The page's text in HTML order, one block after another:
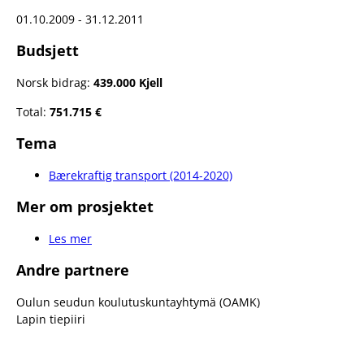
01.10.2009 - 31.12.2011
Budsjett
Norsk bidrag: 439.000 Kjell
Total: 751.715 €
Tema
Bærekraftig transport (2014-2020)
Mer om prosjektet
Les mer
Andre partnere
Oulun seudun koulutuskuntayhtymä (OAMK)
Lapin tiepiiri